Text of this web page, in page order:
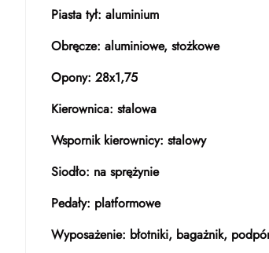
Piasta tył: aluminium
Obręcze: aluminiowe, stożkowe
Opony: 28x1,75
Kierownica: stalowa
Wspornik kierownicy: stalowy
Siodło: na sprężynie
Pedały: platformowe
Wyposażenie: błotniki, bagażnik,